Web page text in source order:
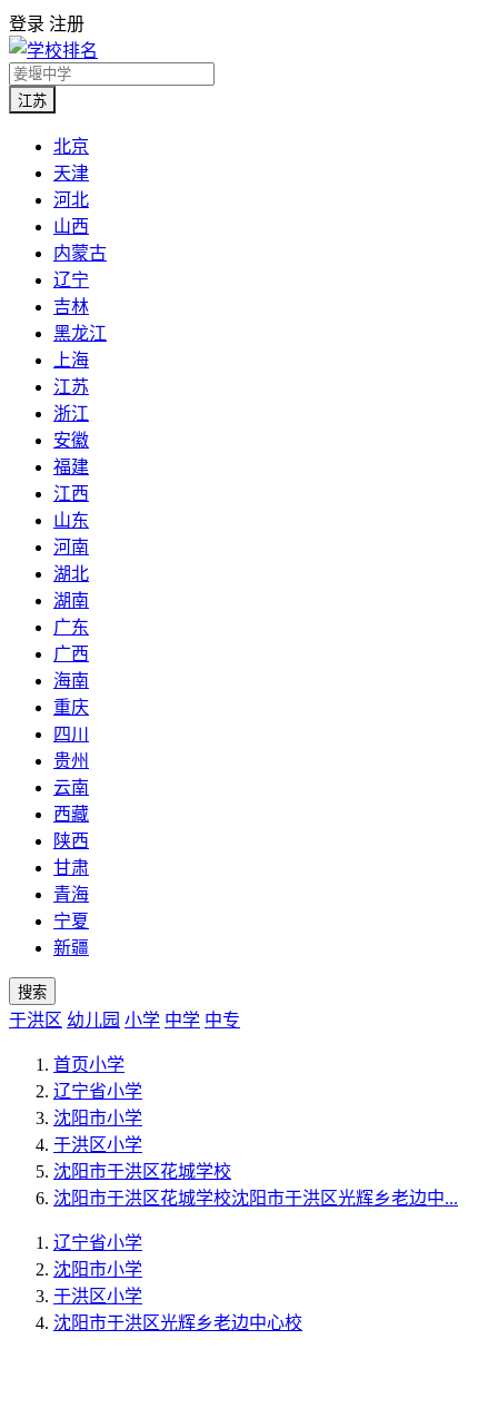
登录 注册
江苏
北京
天津
河北
山西
内蒙古
辽宁
吉林
黑龙江
上海
江苏
浙江
安徽
福建
江西
山东
河南
湖北
湖南
广东
广西
海南
重庆
四川
贵州
云南
西藏
陕西
甘肃
青海
宁夏
新疆
搜索
于洪区 幼儿园 小学 中学 中专
首页小学
辽宁省小学
沈阳市小学
于洪区小学
沈阳市于洪区花城学校
沈阳市于洪区花城学校沈阳市于洪区光辉乡老边中...
辽宁省小学
沈阳市小学
于洪区小学
沈阳市于洪区光辉乡老边中心校